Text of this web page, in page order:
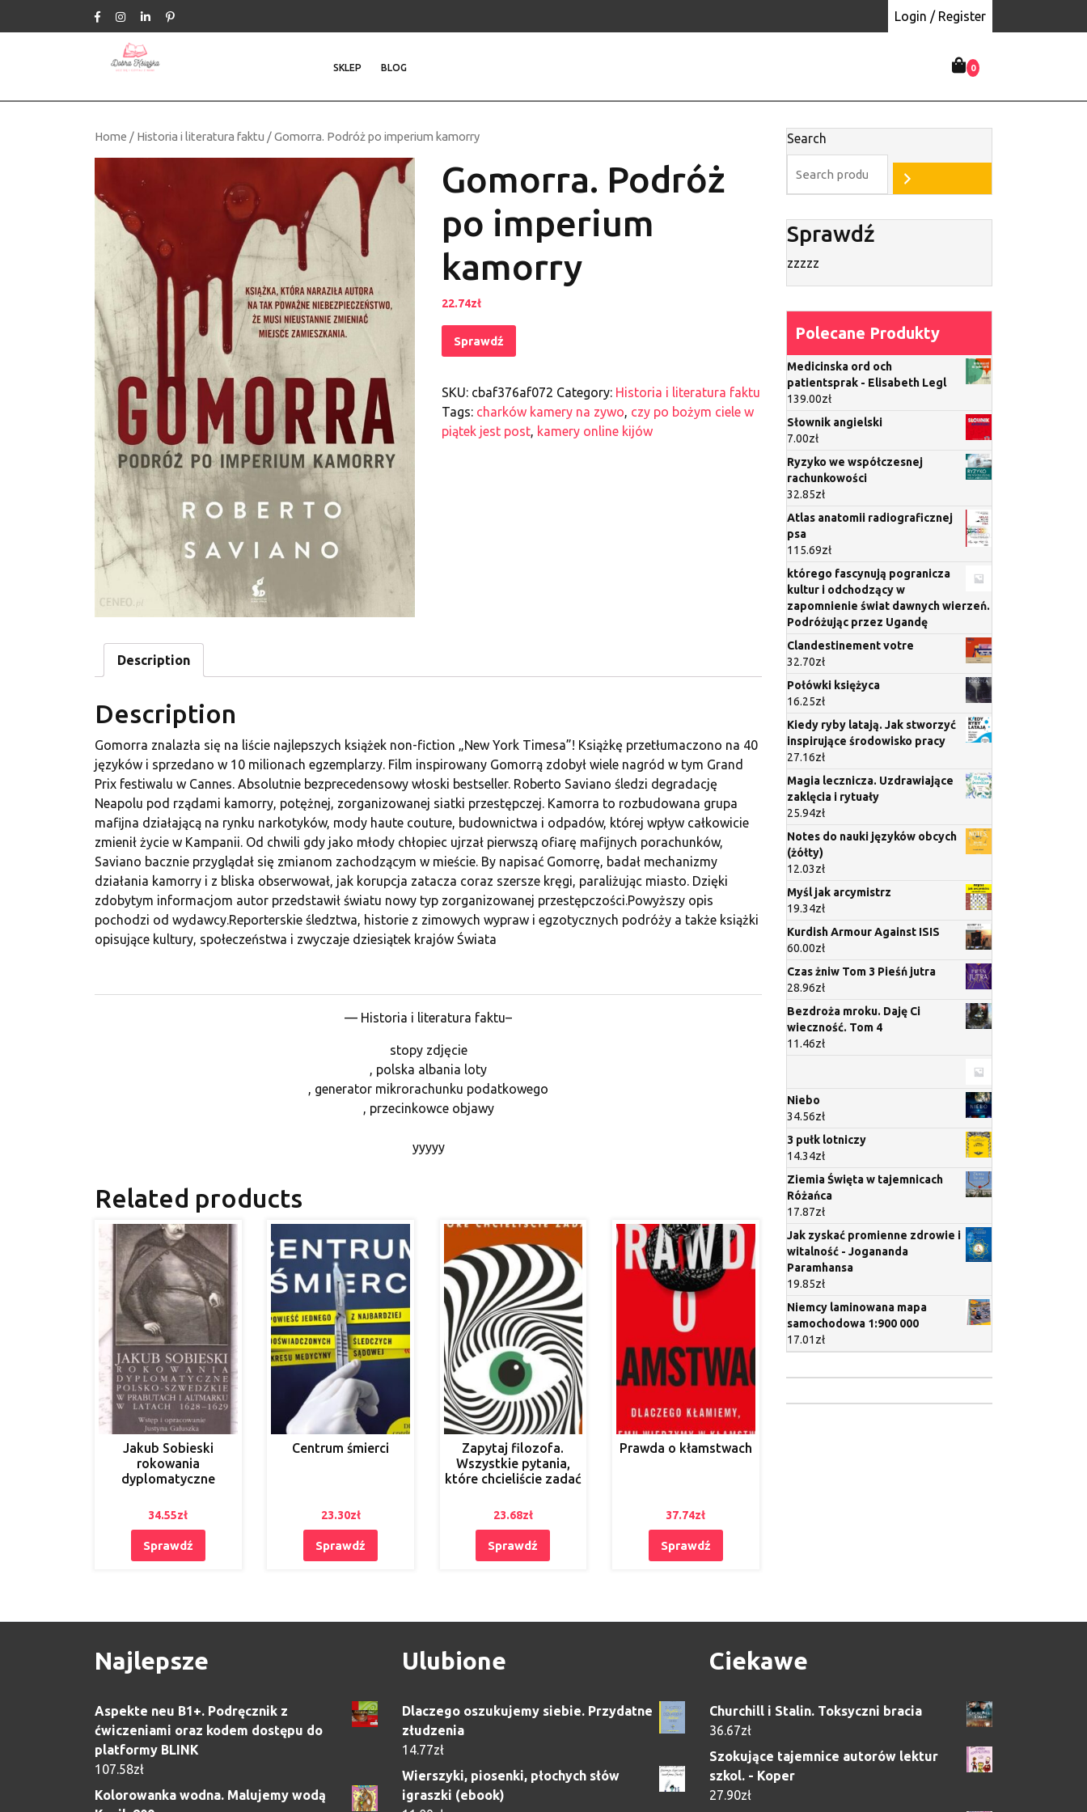
Login / Register
SKLEP BLOG 0
Home / Historia i literatura faktu / Gomorra. Podróż po imperium kamorry
Gomorra. Podróż
po imperium
kamorry
22.74zł
Sprawdź
SKU: cbaf376af072 Category: Historia i literatura faktu
Tags: charków kamery na zywo, czy po bożym ciele w
piątek jest post, kamery online kijów
Description
Description
Gomorra znalazła się na liście najlepszych książek non-fiction „New York Timesa”! Książkę przetłumaczono na 40
języków i sprzedano w 10 milionach egzemplarzy. Film inspirowany Gomorrą zdobył wiele nagród w tym Grand
Prix festiwalu w Cannes. Absolutnie bezprecedensowy włoski bestseller. Roberto Saviano śledzi degradację
Neapolu pod rządami kamorry, potężnej, zorganizowanej siatki przestępczej. Kamorra to rozbudowana grupa
mafijna działającą na rynku narkotyków, mody haute couture, budownictwa i odpadów, której wpływ całkowicie
zmienił życie w Kampanii. Od chwili gdy jako młody chłopiec ujrzał pierwszą ofiarę mafijnych porachunków,
Saviano bacznie przyglądał się zmianom zachodzącym w mieście. By napisać Gomorrę, badał mechanizmy
działania kamorry i z bliska obserwował, jak korupcja zatacza coraz szersze kręgi, paraliżując miasto. Dzięki
zdobytym informacjom autor przedstawił światu nowy typ zorganizowanej przestępczości.Powyższy opis
pochodzi od wydawcy.Reporterskie śledztwa, historie z zimowych wypraw i egzotycznych podróży a także książki
opisujące kultury, społeczeństwa i zwyczaje dziesiątek krajów Świata
— Historia i literatura faktu–
stopy zdjęcie
, polska albania loty
, generator mikrorachunku podatkowego
, przecinkowce objawy
yyyyy
Related products
Jakub Sobieski
rokowania
dyplomatyczne
34.55zł
Sprawdź
Centrum śmierci
23.30zł
Sprawdź
Zapytaj filozofa.
Wszystkie pytania,
które chcieliście zadać
23.68zł
Sprawdź
Prawda o kłamstwach
37.74zł
Sprawdź
Search
Sprawdź
zzzzz
Polecane Produkty
Medicinska ord och
patientsprak - Elisabeth Legl
139.00zł
Słownik angielski
7.00zł
Ryzyko we współczesnej
rachunkowości
32.85zł
Atlas anatomii radiograficznej
psa
115.69zł
którego fascynują pogranicza
kultur i odchodzący w
zapomnienie świat dawnych wierzeń.
Podróżując przez Ugandę
Clandestinement votre
32.70zł
Połówki księżyca
16.25zł
Kiedy ryby latają. Jak stworzyć
inspirujące środowisko pracy
27.16zł
Magia lecznicza. Uzdrawiające
zaklęcia i rytuały
25.94zł
Notes do nauki języków obcych
(żółty)
12.03zł
Myśl jak arcymistrz
19.34zł
Kurdish Armour Against ISIS
60.00zł
Czas żniw Tom 3 Pieśń jutra
28.96zł
Bezdroża mroku. Daję Ci
wieczność. Tom 4
11.46zł
Niebo
34.56zł
3 pułk lotniczy
14.34zł
Ziemia Święta w tajemnicach
Różańca
17.87zł
Jak zyskać promienne zdrowie i
witalność - Jogananda
Paramhansa
19.85zł
Niemcy laminowana mapa
samochodowa 1:900 000
17.01 zł
Najlepsze
Aspekte neu B1+. Podręcznik z
ćwiczeniami oraz kodem dostępu do
platformy BLINK
107.58zł
Kolorowanka wodna. Malujemy wodą
Ulubione
Dlaczego oszukujemy siebie. Przydatne
złudzenia
14.77zł
Wierszyki, piosenki, płochych słów
igraszki (ebook)
Ciekawe
Churchill i Stalin. Toksyczni bracia
36.67zł
Szokujące tajemnice autorów lektur
szkol. - Koper
27.90zł